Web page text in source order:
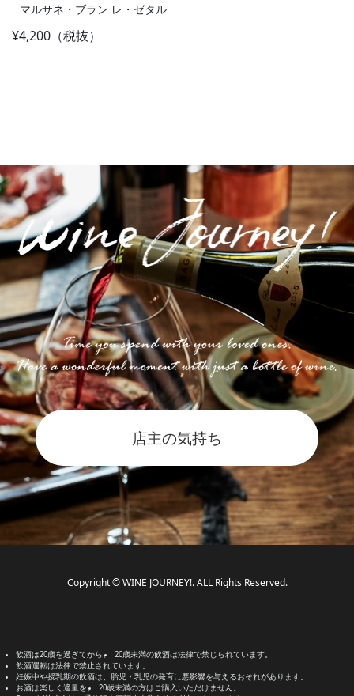
マルサネ・ブラン レ・ゼタル
¥4,200（税抜）
店主の気持ち
Copyright © WINE JOURNEY!. ALL Rights Reserved.
飲酒は20歳を過ぎてから。
20歳未満の飲酒は法律で禁じられています。
飲酒運転は法律で禁止されています。
妊娠中や授乳期の飲酒は、胎児・乳児の発育に悪影響を与えるおそれがあります。
お酒は楽しく適量を。
20歳未満の方はご購入いただけません。